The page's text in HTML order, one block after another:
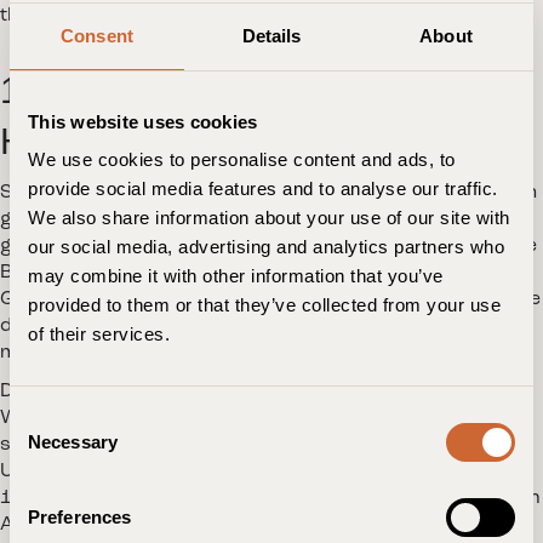
Consent Details About
This website uses cookies
We use cookies to personalise content and ads, to
provide social media features and to analyse our traffic.
We also share information about your use of our site with
our social media, advertising and analytics partners who
may combine it with other information that you’ve
provided to them or that they’ve collected from your use
of their services.
C
o
n
s
Necessary
Preferences
the Family in einem Zeitraum vor der Beendigung.
1.10. Internationaler
Haftungsausschluss
Sollte das Friends of the Family Programm aufgrund von
gesetzlichen Bestimmungen eines Landes, einer
gerichtlichen Entscheidung oder einem Verbot durch die
Behörden eines Landes eingestellt werden, ist
Guldsmeden Hotels nicht für Verluste verantwortlich, die
dem einzelnen Mitglied aus dieser Auflösung entstehen
may .
Das Programm Friends of the Family wird nach bestem
Wissen und Gewissen versuchen, das einzelne Mitglied
schnell über die unter diesem Punkt beschriebenen
Umstände zu informieren, sollte dies der Fall sein. Punkt
1.8 gilt nicht für den Fall einer Beendigung gemäß diesem
Abschnitt.